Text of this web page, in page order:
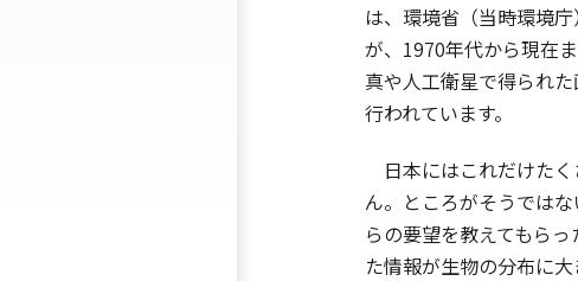
は、環境省（当時環境
が、1970年代から現在
真や人工衛星で得られ
行われています。
日本にはこれだけたく
ん。ところがそうでは
らの要望を教えてもら
た情報が生物の分布に